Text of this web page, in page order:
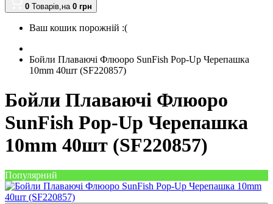
0 Товарів,на 0 грн
Ваш кошик порожній :(
Бойли Плаваючі Флюоро SunFish Pop-Up Черепашка
10mm 40шт (SF220857)
Бойли Плаваючі Флюоро
SunFish Pop-Up Черепашка
10mm 40шт (SF220857)
Популярний